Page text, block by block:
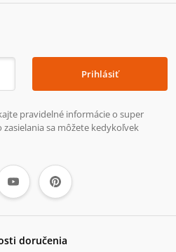
Prihlásiť
pravidelné informácie o super
zasielania sa môžete kedykoľvek
doručenia